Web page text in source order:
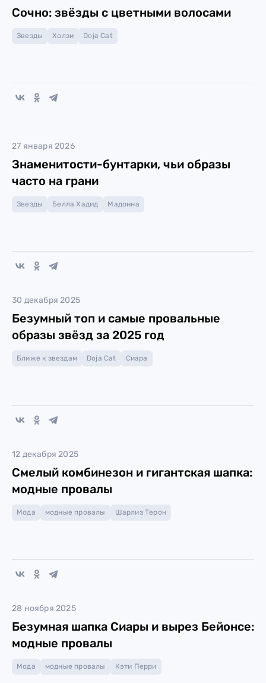
Сочно: звёзды с цветными волосами
Звезды Холзи Doja Cat
27 января 2026
Знаменитости-бунтарки, чьи образы
часто на грани
Звезды Белла Хадид Мадонна
30 декабря 2025
Безумный топ и самые провальные
образы звёзд за 2025 год
Ближе к звездам Doja Cat Сиара
12 декабря 2025
Смелый комбинезон и гигантская шапка:
модные провалы
Мода модные провалы Шарлиз Терон
28 ноября 2025
Безумная шапка Сиары и вырез Бейонсе:
модные провалы
Мода модные провалы Кэти Перри